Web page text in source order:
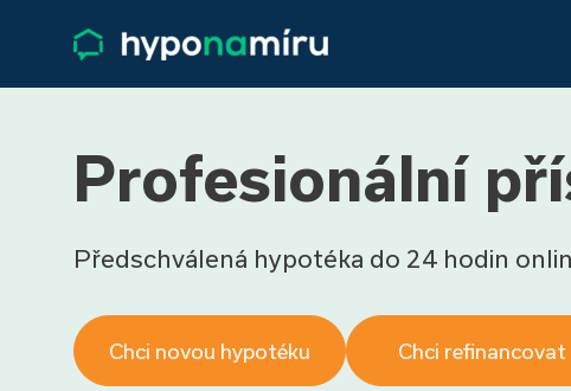
Profesionální
Předschválená hypotéka do 24 hodin
Chci novou hypotéku Chci refinancovat